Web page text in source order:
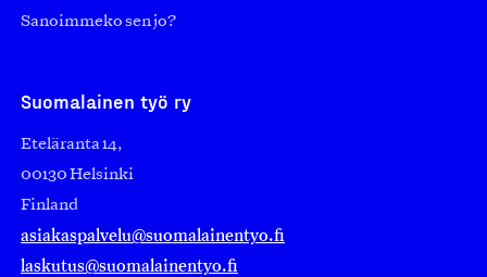
Sanoimmeko sen jo?
Suomalainen työ ry
Eteläranta 14,
00130 Helsinki
Finland
asiakaspalvelu@suomalainentyo.fi
laskutus@suomalainentyo.fi